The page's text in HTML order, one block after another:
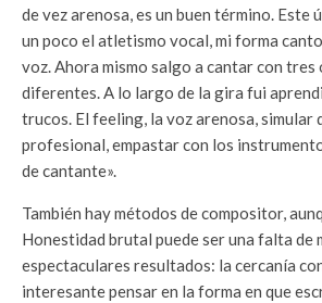
de vez arenosa, es un buen término. Este
un poco el atletismo vocal, mi forma
voz. Ahora mismo salgo a cantar con tres
diferentes. A lo largo de la gira fui
trucos. El feeling, la voz arenosa, simular
profesional, empastar con los
de cantante».
También hay métodos de compositor,
Honestidad brutal puede ser una falta de
espectaculares resultados: la cercanía
interesante pensar en la forma en que